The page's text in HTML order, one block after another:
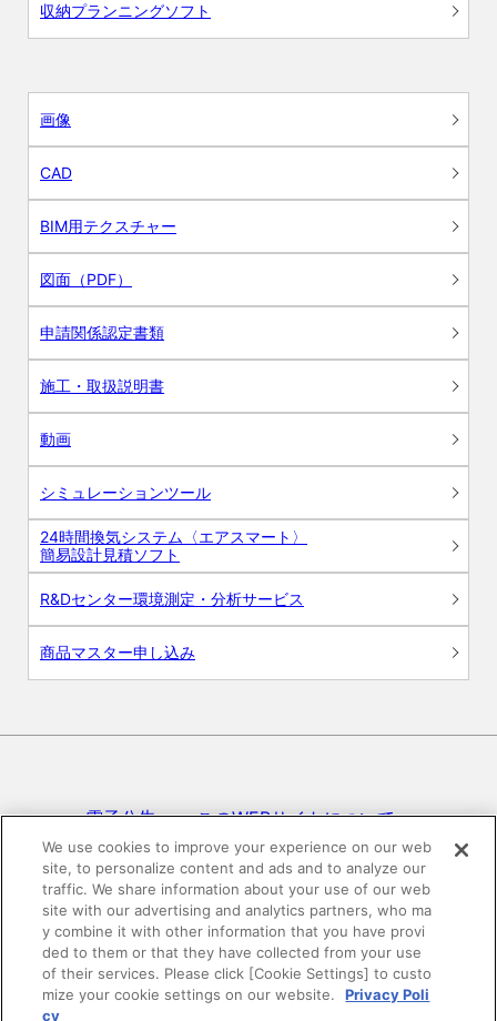
収納プランニングソフト
画像
CAD
BIM用テクスチャー
図面（PDF）
申請関係認定書類
施工・取扱説明書
動画
シミュレーションツール
24時間換気システム〈エアスマート〉
簡易設計見積ソフト
R&Dセンター環境測定・分析サービス
商品マスター申し込み
電子公告 このWEBサイトについて
プライバシーポリシー
SNSコミュニティガイドライン サイトマップ
©DAIKEN Corporation All Rights Reserved.
We use cookies to improve your experience on our web
site, to personalize content and ads and to analyze our
traffic. We share information about your use of our web
site with our advertising and analytics partners, who ma
y combine it with other information that you have provi
ded to them or that they have collected from your use
of their services. Please click [Cookie Settings] to custo
mize your cookie settings on our website.
Privacy Poli
cy